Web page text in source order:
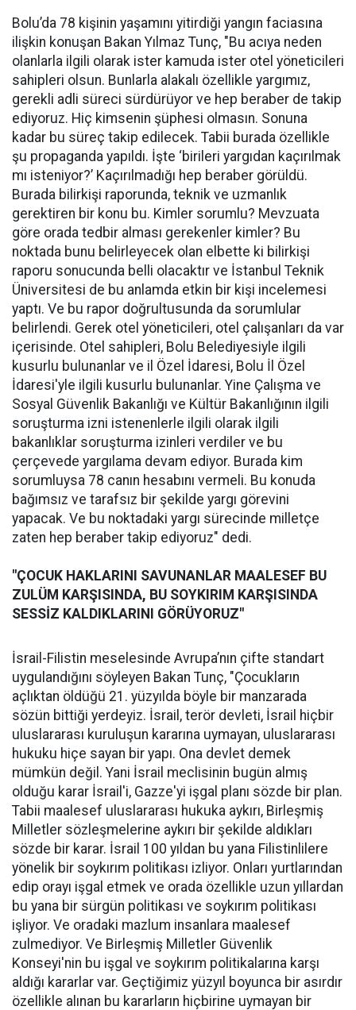
Bolu’da 78 kişinin yaşamını yitirdiği yangın faciasına
ilişkin konuşan Bakan Yılmaz Tunç, "Bu acıya neden
olanlarla ilgili olarak ister kamuda ister otel yöneticileri
sahipleri olsun. Bunlarla alakalı özellikle yargımız,
gerekli adli süreci sürdürüyor ve hep beraber de takip
ediyoruz. Hiç kimsenin şüphesi olmasın. Sonuna
kadar bu süreç takip edilecek. Tabii burada özellikle
şu propaganda yapıldı. İşte ‘birileri yargıdan kaçırılmak
mı isteniyor?’ Kaçırılmadığı hep beraber görüldü.
Burada bilirkişi raporunda, teknik ve uzmanlık
gerektiren bir konu bu. Kimler sorumlu? Mevzuata
göre orada tedbir alması gerekenler kimler? Bu
noktada bunu belirleyecek olan elbette ki bilirkişi
raporu sonucunda belli olacaktır ve İstanbul Teknik
Üniversitesi de bu anlamda etkin bir kişi incelemesi
yaptı. Ve bu rapor doğrultusunda da sorumlular
belirlendi. Gerek otel yöneticileri, otel çalışanları da var
içerisinde. Otel sahipleri, Bolu Belediyesiyle ilgili
kusurlu bulunanlar ve il Özel İdaresi, Bolu İl Özel
İdaresi'yle ilgili kusurlu bulunanlar. Yine Çalışma ve
Sosyal Güvenlik Bakanlığı ve Kültür Bakanlığının ilgili
soruşturma izni istenenlerle ilgili olarak ilgili
bakanlıklar soruşturma izinleri verdiler ve bu
çerçevede yargılama devam ediyor. Burada kim
sorumluysa 78 canın hesabını vermeli. Bu konuda
bağımsız ve tarafsız bir şekilde yargı görevini
yapacak. Ve bu noktadaki yargı sürecinde milletçe
zaten hep beraber takip ediyoruz" dedi.
"ÇOCUK HAKLARINI SAVUNANLAR MAALESEF BU
ZULÜM KARŞISINDA, BU SOYKIRIM KARŞISINDA
SESSİZ KALDIKLARINI GÖRÜYORUZ"
İsrail-Filistin meselesinde Avrupa’nın çifte standart
uygulandığını söyleyen Bakan Tunç, "Çocukların
açlıktan öldüğü 21. yüzyılda böyle bir manzarada
sözün bittiği yerdeyiz. İsrail, terör devleti, İsrail hiçbir
uluslararası kuruluşun kararına uymayan, uluslararası
hukuku hiçe sayan bir yapı. Ona devlet demek
mümkün değil. Yani İsrail meclisinin bugün almış
olduğu karar İsrail'i, Gazze'yi işgal planı sözde bir plan.
Tabii maalesef uluslararası hukuka aykırı, Birleşmiş
Milletler sözleşmelerine aykırı bir şekilde aldıkları
sözde bir karar. İsrail 100 yıldan bu yana Filistinlilere
yönelik bir soykırım politikası izliyor. Onları yurtlarından
edip orayı işgal etmek ve orada özellikle uzun yıllardan
bu yana bir sürgün politikası ve soykırım politikası
işliyor. Ve oradaki mazlum insanlara maalesef
zulmediyor. Ve Birleşmiş Milletler Güvenlik
Konseyi'nin bu işgal ve soykırım politikalarına karşı
aldığı kararlar var. Geçtiğimiz yüzyıl boyunca bir asırdır
özellikle alınan bu kararların hiçbirine uymayan bir